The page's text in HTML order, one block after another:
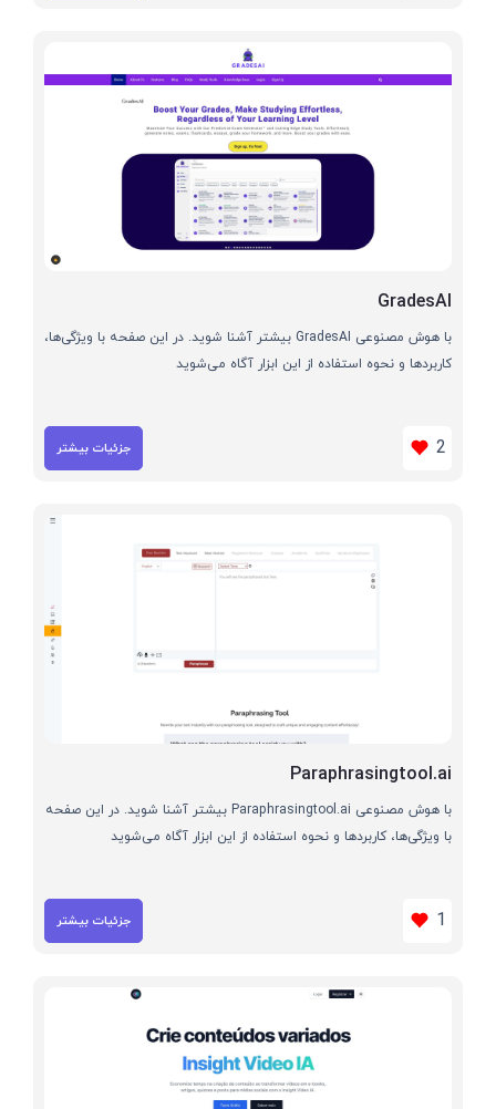
GradesAI
با هوش مصنوعی GradesAI بیشتر آشنا شوید. در این صفحه با ویژگی‌ها،
کاربردها و نحوه استفاده از این ابزار آگاه می‌شوید
2 جزئیات بیشتر
Paraphrasingtool.ai
با هوش مصنوعی Paraphrasingtool.ai بیشتر آشنا شوید. در این صفحه
با ویژگی‌ها، کاربردها و نحوه استفاده از این ابزار آگاه می‌شوید
1 جزئیات بیشتر